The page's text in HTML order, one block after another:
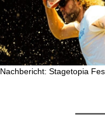
Nachbericht: Stagetopia